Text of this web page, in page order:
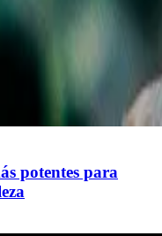
potentes para